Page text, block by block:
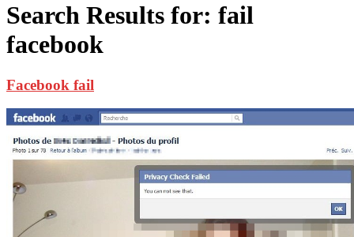
Search Results for: fail
facebook
Facebook fail